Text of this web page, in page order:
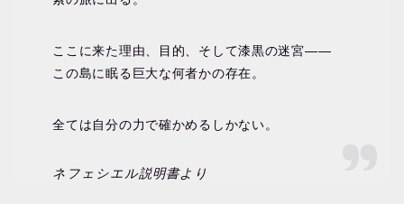
ここに来た理由、目的、そして漆黒の迷宮――
この島に眠る巨大な何者かの存在。
全ては自分の力で確かめるしかない。
ネフェシエル説明書より